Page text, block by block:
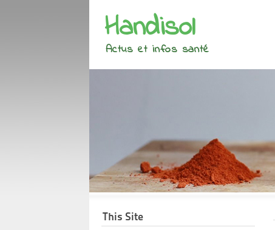
Handisol
Actus et infos santé
This Site